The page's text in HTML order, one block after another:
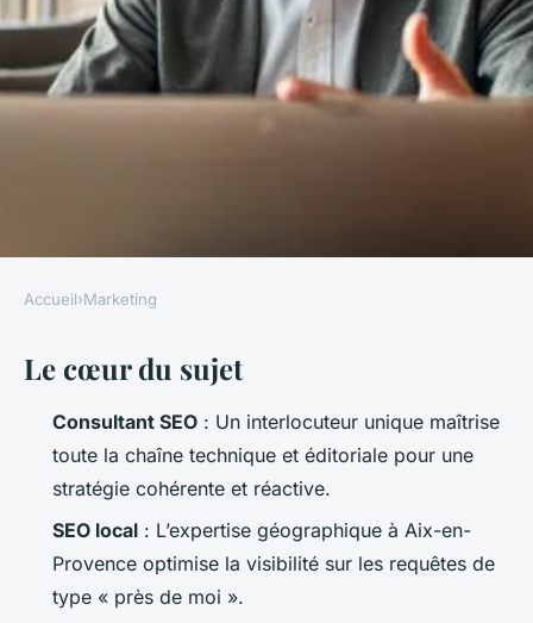
Découvrez les stratégies d'un
expert SEO à Aix pour booster
votre visibilité
09/06/2026 13:06
Accueil›Marketing
Le cœur du sujet
Consultant SEO : Un interlocuteur unique maîtrise
toute la chaîne technique et éditoriale pour une
stratégie cohérente et réactive.
SEO local : L’expertise géographique à Aix-en-
Provence optimise la visibilité sur les requêtes de
type « près de moi ».